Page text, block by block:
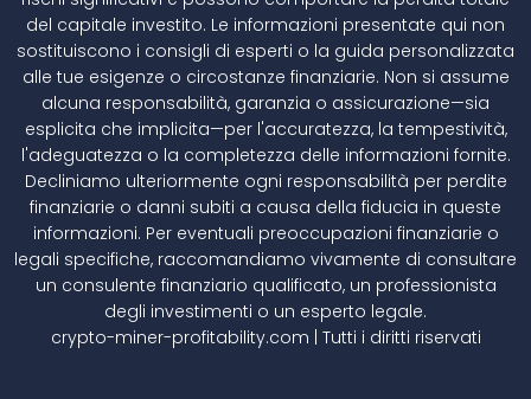
del capitale investito. Le informazioni presentate qui non
sostituiscono i consigli di esperti o la guida personalizzata
alle tue esigenze o circostanze finanziarie. Non si assume
alcuna responsabilità, garanzia o assicurazione—sia
esplicita che implicita—per l'accuratezza, la tempestività,
l'adeguatezza o la completezza delle informazioni fornite.
Decliniamo ulteriormente ogni responsabilità per perdite
finanziarie o danni subiti a causa della fiducia in queste
informazioni. Per eventuali preoccupazioni finanziarie o
legali specifiche, raccomandiamo vivamente di consultare
un consulente finanziario qualificato, un professionista
degli investimenti o un esperto legale.
crypto-miner-profitability.com | Tutti i diritti riservati